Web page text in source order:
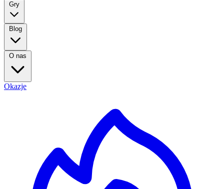
Gry
Blog
O nas
Okazje